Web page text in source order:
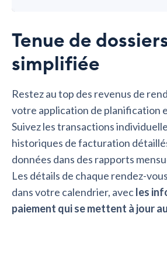
Tenue de
simplifiée
Restez au top des revenus de
votre application de planification
Suivez les transactions
historiques de facturation
données dans des rapports
Les détails de chaque rendez-
dans votre calendrier, avecles
paiement qui se mettent à jour